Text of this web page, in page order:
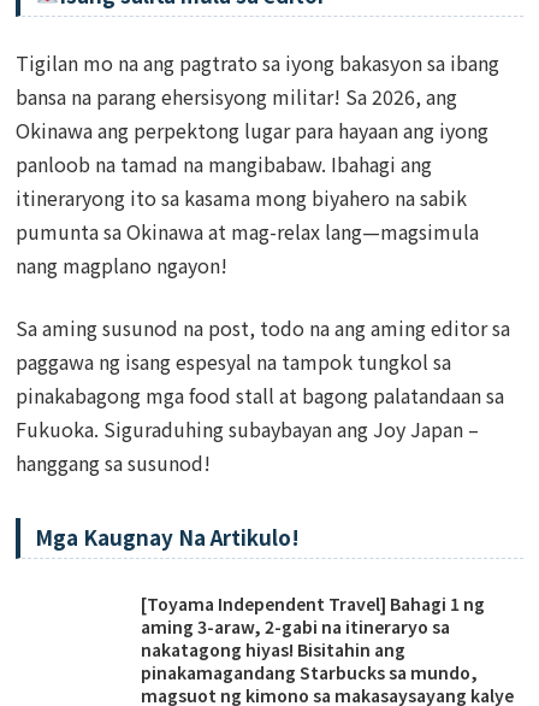
Tigilan mo na ang pagtrato sa iyong bakasyon sa ibang
bansa na parang ehersisyong militar! Sa 2026, ang
Okinawa ang perpektong lugar para hayaan ang iyong
panloob na tamad na mangibabaw. Ibahagi ang
itineraryong ito sa kasama mong biyahero na sabik
pumunta sa Okinawa at mag-relax lang—magsimula
nang magplano ngayon!
Sa aming susunod na post, todo na ang aming editor sa
paggawa ng isang espesyal na tampok tungkol sa
pinakabagong mga food stall at bagong palatandaan sa
Fukuoka. Siguraduhing subaybayan ang Joy Japan –
hanggang sa susunod!
Mga Kaugnay Na Artikulo!
[Toyama Independent Travel] Bahagi 1 ng
aming 3-araw, 2-gabi na itineraryo sa
nakatagong hiyas! Bisitahin ang
pinakamagandang Starbucks sa mundo,
magsuot ng kimono sa makasaysayang kalye